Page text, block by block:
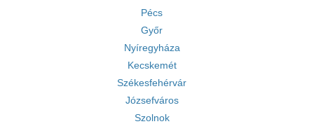
Pécs
Győr
Nyíregyháza
Kecskemét
Székesfehérvár
Józsefváros
Szolnok